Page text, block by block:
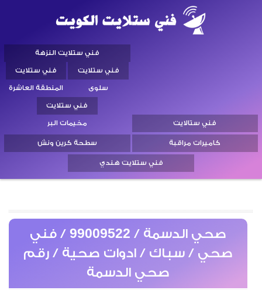
فني ستالايت
فني ستلايت النزهة
فني ستلايت
سلوى
فني ستلايت
المنطقة العاشرة
فني ستلايت
مخيمات البر
كاميرات مراقبة
سطحة كرين ونش
فني ستلايت هندي
صحي الدسمة / 99009522 / فني
صحي / سباك / ادوات صحية / رقم
صحي الدسمة